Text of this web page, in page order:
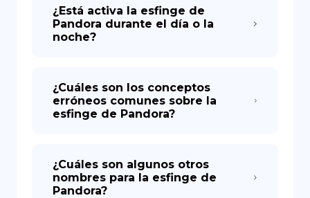
¿Está activa la esfinge de
Pandora durante el día o la
noche?
¿Cuáles son los conceptos
erróneos comunes sobre la
esfinge de Pandora?
¿Cuáles son algunos otros
nombres para la esfinge de
Pandora?